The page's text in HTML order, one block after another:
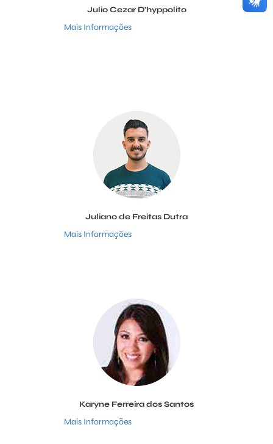
Julio Cezar D'hyppolito
Mais Informações
Juliano de Freitas Dutra
Mais Informações
Karyne Ferreira dos Santos
Mais Informações